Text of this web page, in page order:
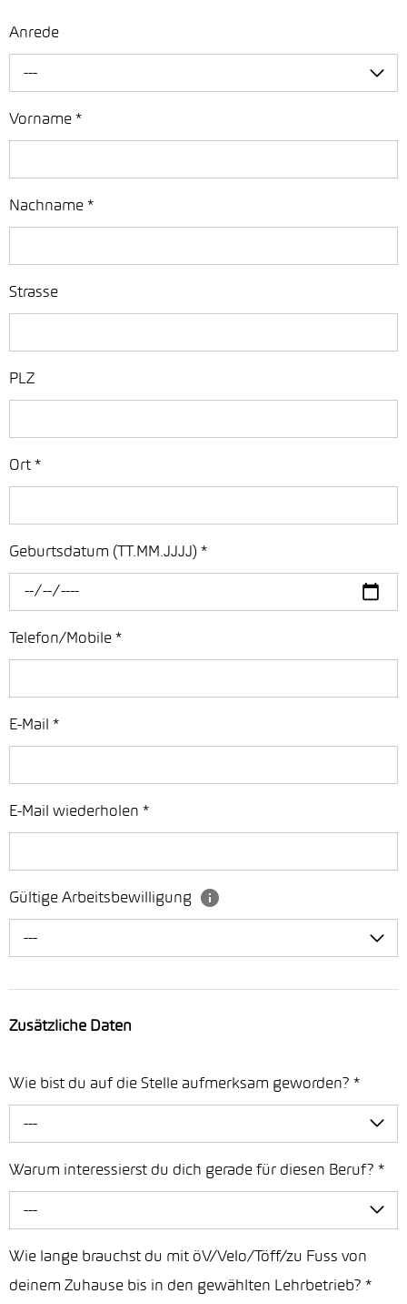
Anrede
---
Vorname *
Nachname *
Strasse
PLZ
Ort *
Geburtsdatum (TT.MM.JJJJ) *
Telefon/Mobile *
E-Mail *
E-Mail wiederholen *
Gültige Arbeitsbewilligung
---
Zusätzliche Daten
Wie bist du auf die Stelle aufmerksam geworden? *
---
Warum interessierst du dich gerade für diesen Beruf? *
---
Wie lange brauchst du mit öV/Velo/Töff/zu Fuss von
deinem Zuhause bis in den gewählten Lehrbetrieb? *